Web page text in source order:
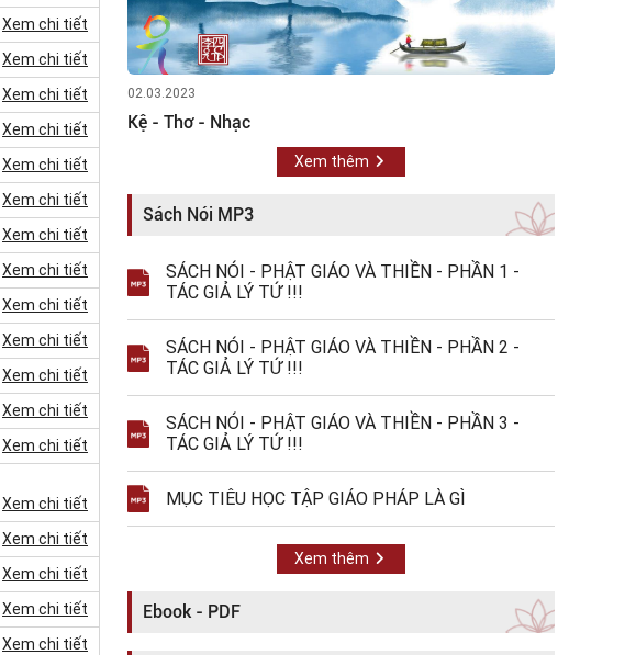
Xem chi tiết
Xem chi tiết
Xem chi tiết
Xem chi tiết
Xem chi tiết
Xem chi tiết
Xem chi tiết
Xem chi tiết
Xem chi tiết
Xem chi tiết
Xem chi tiết
Xem chi tiết
Xem chi tiết
Xem chi tiết
Xem chi tiết
Xem chi tiết
Xem chi tiết
Xem chi tiết
02.03.2023
Kệ - Thơ - Nhạc
Xem thêm
Sách Nói MP3
SÁCH NÓI - PHẬT GIÁO VÀ THIỀN - PHẦN 1 -
TÁC GIẢ LÝ TỨ !!!
SÁCH NÓI - PHẬT GIÁO VÀ THIỀN - PHẦN 2 -
TÁC GIẢ LÝ TỨ !!!
SÁCH NÓI - PHẬT GIÁO VÀ THIỀN - PHẦN 3 -
TÁC GIẢ LÝ TỨ !!!
MỤC TIÊU HỌC TẬP GIÁO PHÁP LÀ GÌ
Xem thêm
Ebook - PDF